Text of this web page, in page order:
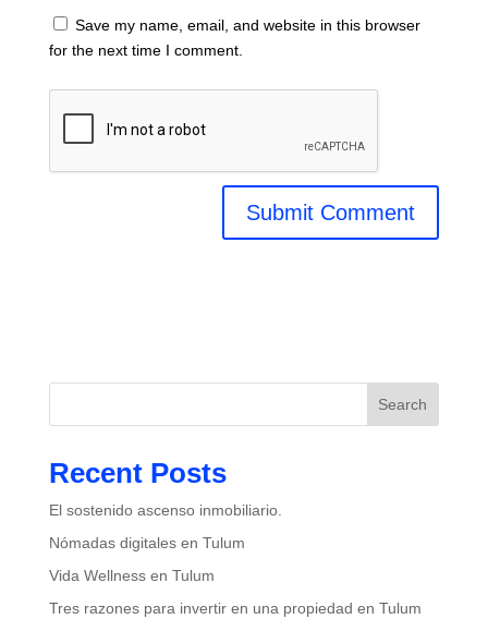
Save my name, email, and website in this browser
for the next time I comment.
Search
Recent Posts
El sostenido ascenso inmobiliario.
Nómadas digitales en Tulum
Vida Wellness en Tulum
Tres razones para invertir en una propiedad en Tulum